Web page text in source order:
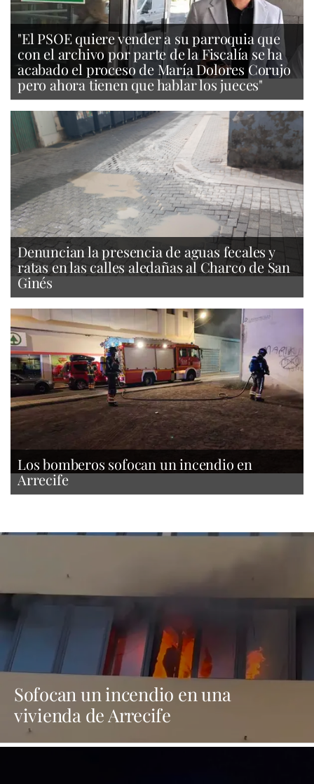
"El PSOE quiere vender a su parroquia que
con el archivo por parte de la Fiscalía se ha
acabado el proceso de María Dolores Corujo
pero ahora tienen que hablar los jueces"
Denuncian la presencia de aguas fecales y
ratas en las calles aledañas al Charco de San
Ginés
Los bomberos sofocan un incendio en
Arrecife
Sofocan un incendio en una
vivienda de Arrecife